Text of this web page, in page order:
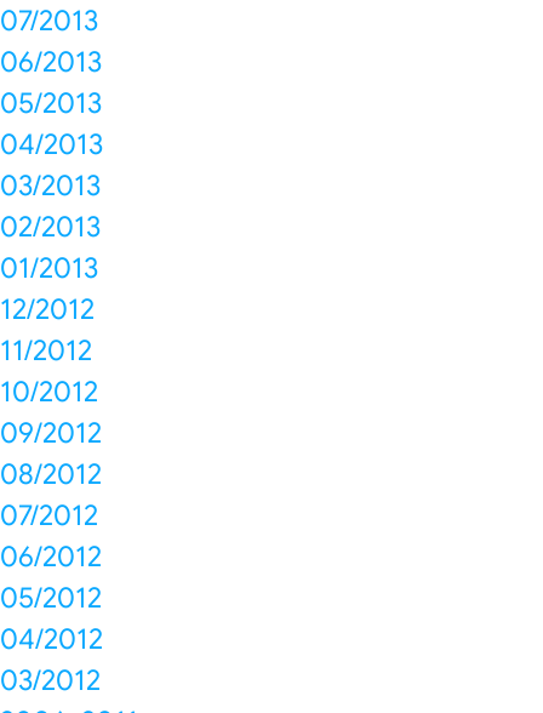
07/2013
06/2013
05/2013
04/2013
03/2013
02/2013
01/2013
12/2012
11/2012
10/2012
09/2012
08/2012
07/2012
06/2012
05/2012
04/2012
03/2012